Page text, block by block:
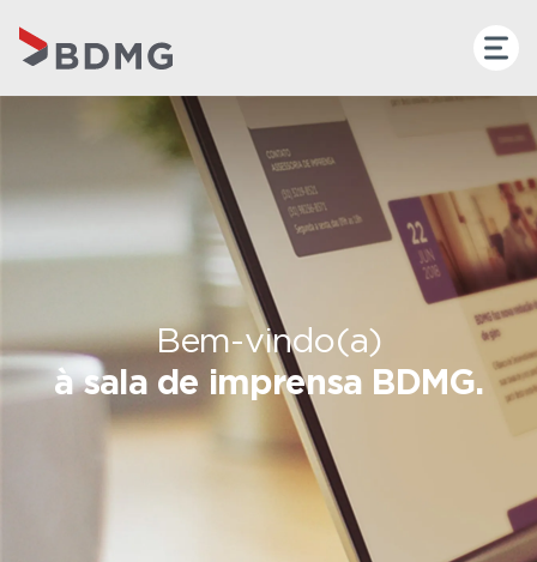
Bem-vindo(a)
à sala de imprensa BDMG.